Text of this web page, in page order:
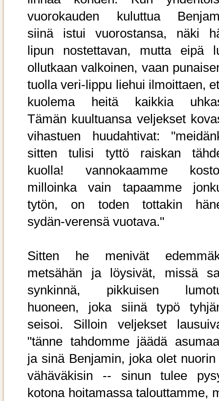
vuorokauden kuluttua
siinä istui vuorostansa, näki
lipun nostettavan, mutta eipä
ollutkaan valkoinen, vaan
tuolla veri-lippu liehui ilmoittaen,
kuolema heitä kaikkia
Tämän kuultuansa veljekset
vihastuen huudahtivat:
sitten tulisi tyttö raiskan
kuolla! vannokaamme
milloinka vain tapaamme
tytön, on toden tottakin
sydän-verensä vuotava."
Sitten he menivät
metsähän ja löysivät, missä
synkinnä, pikkuisen
huoneen, joka siinä typö
seisoi. Silloin veljekset
"tänne tahdomme jäädä
ja sinä Benjamin, joka olet nuorin
vähäväkisin -- sinun tulee
kotona hoitamassa talouttamme,